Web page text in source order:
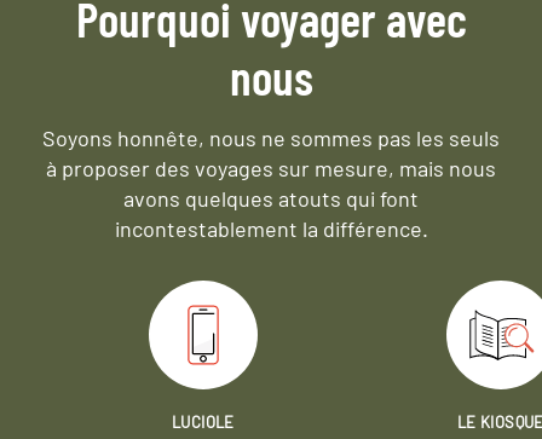
Pourquoi voyager avec
nous
Soyons honnête, nous ne sommes pas les seuls
à proposer des voyages sur mesure, mais nous
avons quelques atouts qui font
incontestablement la différence.
LUCIOLE
LE